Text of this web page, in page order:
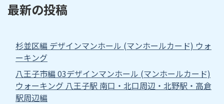
最新の投稿
杉並区編 デザインマンホール (マンホールカード) ウォ
ーキング
八王子市編 03デザインマンホール (マンホールカード)
ウォーキング 八王子駅 南口・北口周辺・北野駅・高倉
駅周辺編